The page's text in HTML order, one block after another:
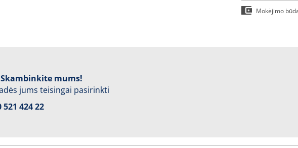
Mokėjimo
Skambinkite mums!
jums teisingai pasirinkti
521 424 22